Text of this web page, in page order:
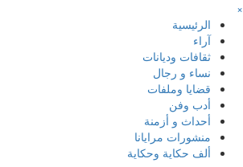
×
الرئيسية
آراء
ثقافات وديانات
نساء و رجال
قضايا وملفات
أدب وفن
أحداث و أزمنة
منشورات مرايانا
ألف حكاية وحكاية